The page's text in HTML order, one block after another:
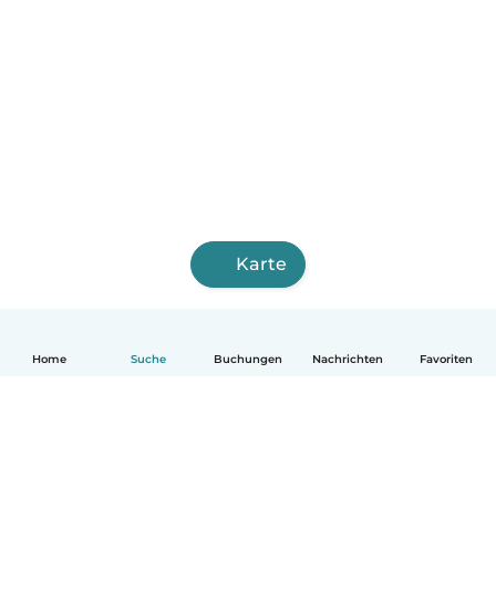
Home Suche Buchungen Nachrichten Favoriten
Karte